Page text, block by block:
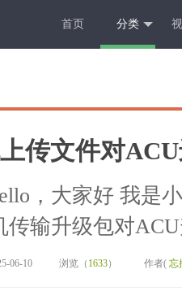
首页 分类
传文件对
，大家好 我是
传输升级包对
06-10 浏览（ 1633） 作者( 忘